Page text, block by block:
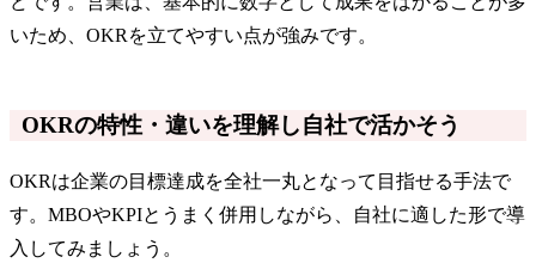
いため、OKRを立てやすい点が強みです。
OKRの特性・違いを理解し自社で活かそう
OKRは企業の目標達成を全社一丸となって目指せる手法で
す。MBOやKPIとうまく併用しながら、自社に適した形で導
入してみましょう。